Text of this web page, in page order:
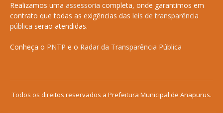
Realizamos uma assessoria completa, onde garantimos em
contrato que todas as exigências das leis de transparência
pública serão atendidas.
Conheça o PNTP e o Radar da Transparência Pública
Todos os direitos reservados a Prefeitura Municipal de Anapurus.